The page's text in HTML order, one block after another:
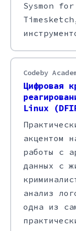
Sysmon
Codeby
Цифровая
Linux
акцентом
работы с
данных с
анализ
одна из